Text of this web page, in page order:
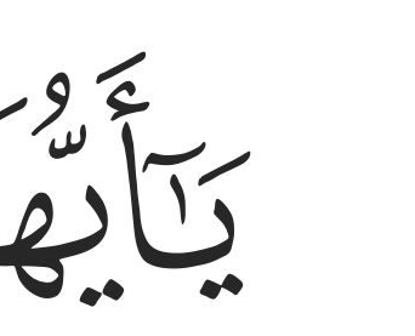
يا ايها الانسان ما غرك بربك الكريم
يَـٰٓأَيُّهَا ٱلْإِنسَـٰنُ مَا غَرَّكَ